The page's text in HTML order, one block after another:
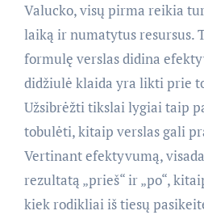
Valucko, visų pirma reikia
laiką ir numatytus resursus.
formulę verslas didina
didžiulė klaida yra likti prie
Užsibrėžti tikslai lygiai taip
tobulėti, kitaip verslas gali
Vertinant efektyvumą,
rezultatą „prieš“ ir „po“,
kiek rodikliai iš tiesų